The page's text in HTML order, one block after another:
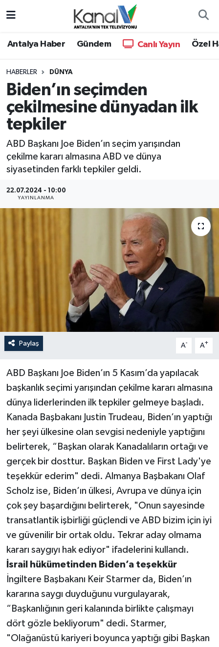
Antalya Haber Gündem Canlı Yayın Özel
HABERLER DÜNYA
Biden’ın seçimden
çekilmesine dünyadan ilk
tepkiler
ABD Başkanı Joe Biden’ın seçim yarışından
çekilme kararı almasına ABD ve dünya
siyasetinden farklı tepkiler geldi.
22.07.2024 - 10:00
YAYINLANMA
Paylaş A- A+
ABD Başkanı Joe Biden’ın 5 Kasım’da yapılacak
başkanlık seçimi yarışından çekilme kararı almasına
dünya liderlerinden ilk tepkiler gelmeye başladı.
Kanada Başbakanı Justin Trudeau, Biden’ın yaptığı
her şeyi ülkesine olan sevgisi nedeniyle yaptığını
belirterek, “Başkan olarak Kanadalıların ortağı ve
gerçek bir dosttur. Başkan Biden ve First Lady'ye
teşekkür ederim" dedi. Almanya Başbakanı Olaf
Scholz ise, Biden’ın ülkesi, Avrupa ve dünya için
çok şey başardığını belirterek, "Onun sayesinde
transatlantik işbirliği güçlendi ve ABD bizim için iyi
ve güvenilir bir ortak oldu. Tekrar aday olmama
kararı saygıyı hak ediyor" ifadelerini kullandı.
İsrail hükümetinden Biden’a teşekkür
İngiltere Başbakanı Keir Starmer da, Biden’ın
kararına saygı duyduğunu vurgulayarak,
“Başkanlığının geri kalanında birlikte çalışmayı
dört gözle bekliyorum" dedi. Starmer,
"Olağanüstü kariyeri boyunca yaptığı gibi Başkan
Antalya Haber
Dünya
Eğitim
Gündem
Günün Manşetleri
KANALV Spor
Kültür Sanat
Öğle Bülteni
Siyaset
Sosyal medya
Spor
Teknoloji
Televizyon
Turizm
Yaşam
Hava Durumu
Trafik Durumu
Süper Lig Puan Durumu ve Fikstür
Son Dakika Haberleri
Haber Arşivi